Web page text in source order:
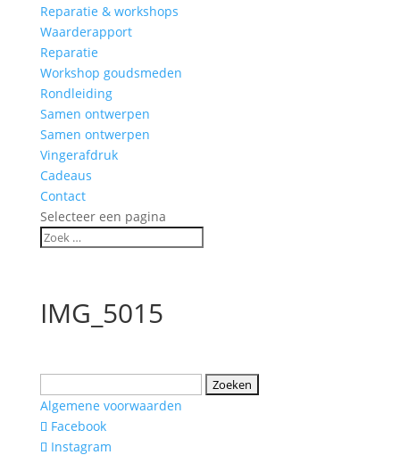
Reparatie & workshops
Waarderapport
Reparatie
Workshop goudsmeden
Rondleiding
Samen ontwerpen
Samen ontwerpen
Vingerafdruk
Cadeaus
Contact
Selecteer een pagina
IMG_5015
naar:
Algemene voorwaarden
Facebook
Instagram